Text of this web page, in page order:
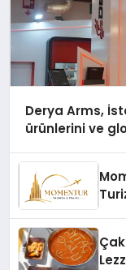
Derya Arms,
ürünlerini ve